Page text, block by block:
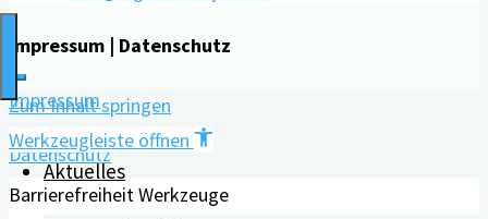
Aktuelles
Impressum | Datenschutz
Impressum
Datenschutz
Zum Inhalt springen
Werkzeugleiste öffnen
Barrierefreiheit Werkzeuge